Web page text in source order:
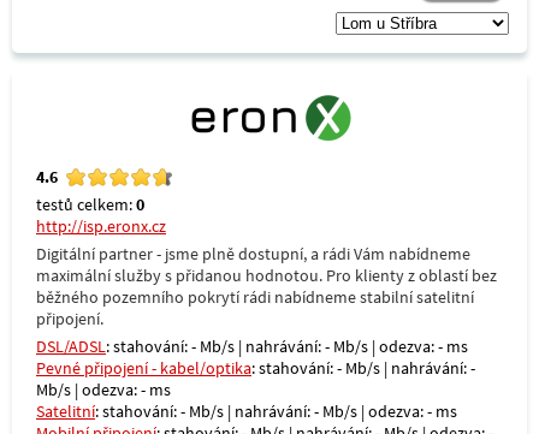
4.6
testů celkem:0
http://isp.eronx.cz
Digitální partner - jsme plně dostupní, a rádi Vám nabídneme
maximální služby s přidanou hodnotou. Pro klienty z oblastí bez
běžného pozemního pokrytí rádi nabídneme stabilní satelitní
připojení.
DSL/ADSL: stahování: - Mb/s | nahrávání: - Mb/s | odezva: - ms
Pevné připojení - kabel/optika: stahování: - Mb/s | nahrávání: -
Mb/s | odezva: - ms
Satelitní: stahování: - Mb/s | nahrávání: - Mb/s | odezva: - ms